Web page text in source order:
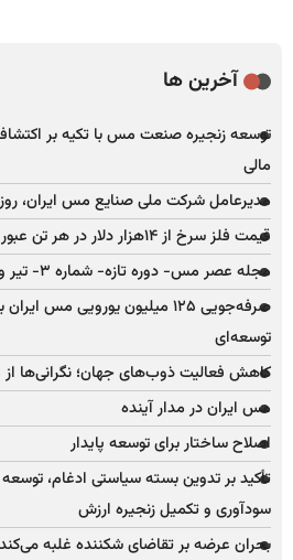
آخرین ها
توسعه زنجیره صنعت مس با تکیه بر
مالی
مدیرعامل شرکت ملی صنایع مس ایران، روز
قیمت فلز سرخ از ۱۴هزار دلار در هر تن عبور کرد
مجله عصر مس- دوره تازه- شماره ۳- تیر و مردادماه ۱۴۰۵
صرفه‌جویی ۱۲۵ میلیون یورویی مس
توسعه‌ای
کاهش فعالیت ذوب‌های جهان؛ نگرانی‌ها
مس ایران در مدار آینده
اصلاح ساختار برای توسعه پایدار
تأکید بر تدوین بسته سیاستی ادغام،
سودآوری و تکمیل زنجیره ارزش
بحران عرضه بر تقاضای شکننده غلبه می‌کند